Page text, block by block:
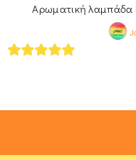
Αρωματική λαμπάδα